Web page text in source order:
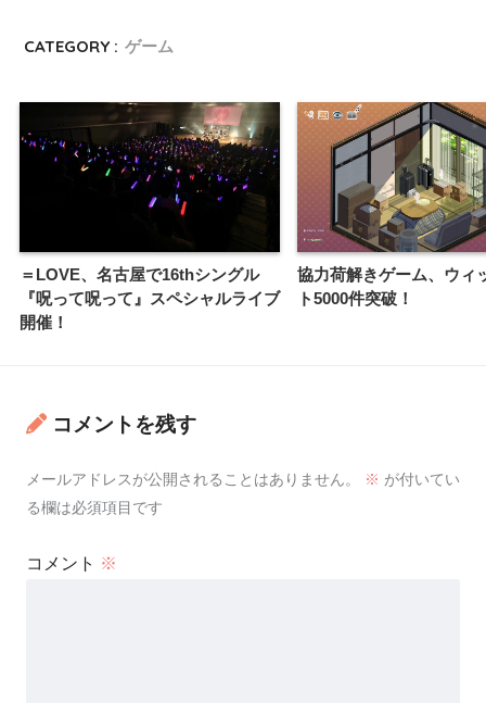
CATEGORY : ゲーム
＝LOVE、名古屋で16thシングル
『呪って呪って』スペシャルライブ
開催！
協力荷解きゲーム、ウィ
ト5000件突破！
コメントを残す
メールアドレスが公開されることはありません。 ※ が付いてい
る欄は必須項目です
コメント ※